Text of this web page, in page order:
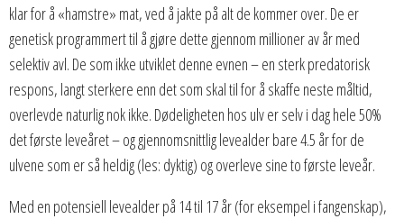
klar for å «hamstre» mat, ved å jakte på alt de kommer over. De er
genetisk programmert til å gjøre dette gjennom millioner av år med
selektiv avl. De som ikke utviklet denne evnen – en sterk predatorisk
respons, langt sterkere enn det som skal til for å skaffe neste måltid,
overlevde naturlig nok ikke. Dødeligheten hos ulv er selv i dag hele 50%
det første leveåret – og gjennomsnittlig levealder bare 4.5 år for de
ulvene som er så heldig (les: dyktig) og overleve sine to første leveår.
Med en potensiell levealder på 14 til 17 år (for eksempel i fangenskap),